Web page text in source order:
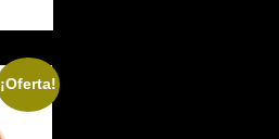
¡Oferta!